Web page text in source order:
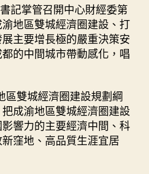
記掌管召開中心財經委第
地區雙城經濟圈建設、打
主要增長極的嚴重決策安
的中間城市帶動感化，唱
區雙城經濟圈建設規劃綱
成渝地區雙城經濟圈建設
響力的主要經濟中間、科
窪地、高品質生涯宜居